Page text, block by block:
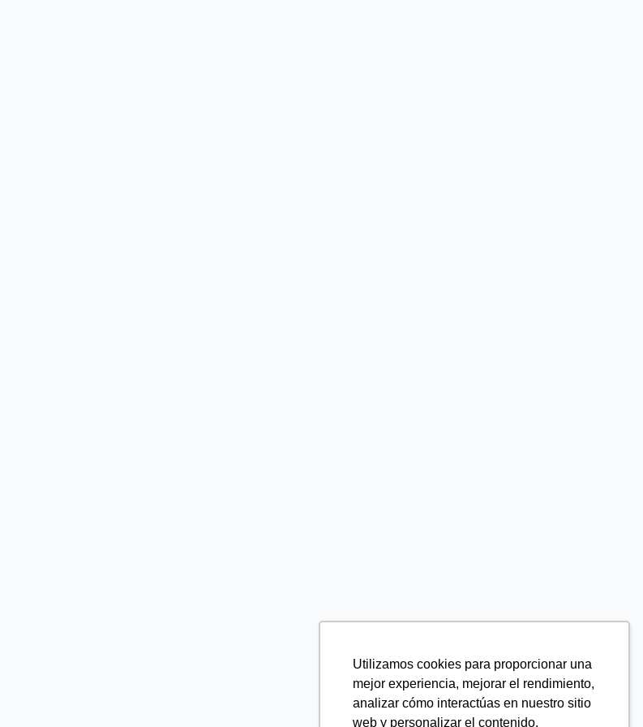
Utilizamos cookies para proporcionar una
mejor experiencia, mejorar el rendimiento,
analizar cómo interactúas en nuestro sitio
web y personalizar el contenido.